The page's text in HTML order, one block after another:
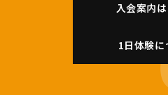
入会案内
1日体験に